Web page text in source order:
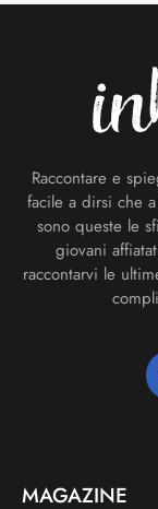
Raccontare e
facile a dirsi che
sono queste le
giovani
raccontarvi le
MAGAZINE